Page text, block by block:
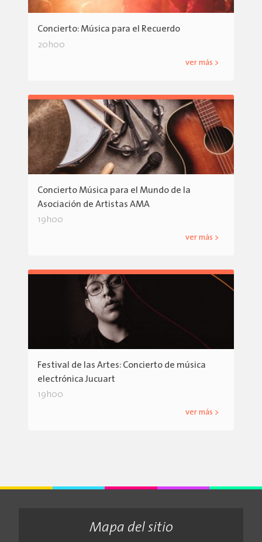
Concierto: Música para el Recuerdo
20h00
ver más >
Concierto Música para el Mundo de la
Asociación de Artistas AMA
19h00
ver más >
Festival de las Artes: Concierto de música
electrónica Jucuart
19h00
ver más >
Mapa del sitio